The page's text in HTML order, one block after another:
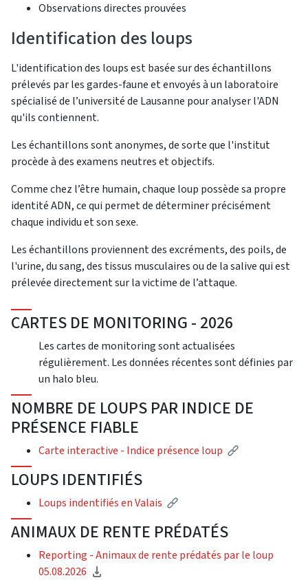
Observations directes prouvées
Identification des loups
L'identification des loups est basée sur des échantillons
prélevés par les gardes-faune et envoyés à un laboratoire
spécialisé de l’université de Lausanne pour analyser l'ADN
qu'ils contiennent.
Les échantillons sont anonymes, de sorte que l'institut
procède à des examens neutres et objectifs.
Comme chez l’être humain, chaque loup possède sa propre
identité ADN, ce qui permet de déterminer précisément
chaque individu et son sexe.
Les échantillons proviennent des excréments, des poils, de
l'urine, du sang, des tissus musculaires ou de la salive qui est
prélevée directement sur la victime de l’attaque.
CARTES DE MONITORING - 2026
Les cartes de monitoring sont actualisées
régulièrement. Les données récentes sont définies par
un halo bleu.
NOMBRE DE LOUPS PAR INDICE DE
PRÉSENCE FIABLE
Carte interactive - Indice présence loup
LOUPS IDENTIFIÉS
Loups indentifiés en Valais
ANIMAUX DE RENTE PRÉDATÉS
Reporting - Animaux de rente prédatés par le loup
05.08.2026